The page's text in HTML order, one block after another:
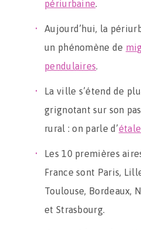
périurbaine.
Aujourd’hui, la
un phénomène de
pendulaires.
La ville s’étend de
grignotant sur son
rural : on parle d’
Les 10 premières
France sont Paris,
Toulouse, Bordeaux,
et Strasbourg.